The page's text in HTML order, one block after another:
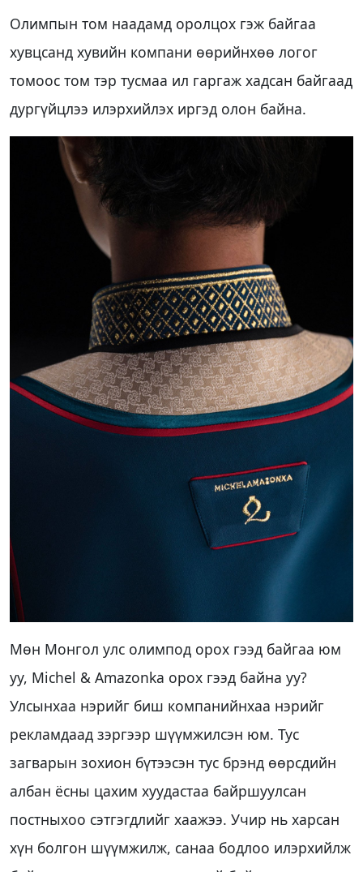
Олимпын том наадамд оролцох гэж байгаа
хувцсанд хувийн компани өөрийнхөө логог
томоос том тэр тусмаа ил гаргаж хадсан байгаад
дургүйцлээ илэрхийлэх иргэд олон байна.
Мөн Монгол улс олимпод орох гээд байгаа юм
уу, Michel & Amazonka орох гээд байна уу?
Улсынхаа нэрийг биш компанийнхаа нэрийг
рекламдаад зэргээр шүүмжилсэн юм. Тус
загварын зохион бүтээсэн тус брэнд өөрсдийн
албан ёсны цахим хуудастаа байршуулсан
постныхоо сэтгэгдлийг хаажээ. Учир нь харсан
хүн болгон шүүмжилж, санаа бодлоо илэрхийлж